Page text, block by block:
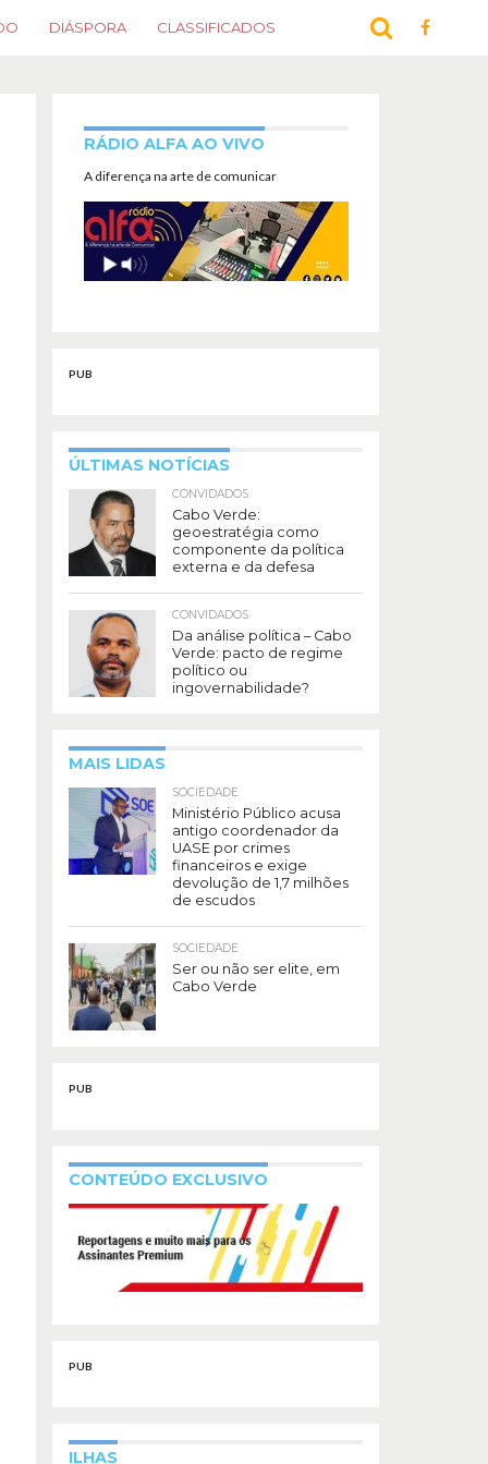
DIÁSPORA CLASSIFICADOS
RÁDIO ALFA AO VIVO
A diferença na arte de comunicar
PUB
ÚLTIMAS NOTÍCIAS
CONVIDADOS
Cabo Verde:
geoestratégia como
componente da política
externa e da defesa
CONVIDADOS
Da análise política – Cabo
Verde: pacto de regime
político ou
ingovernabilidade?
MAIS LIDAS
SOCIEDADE
Ministério Público acusa
antigo coordenador da
UASE por crimes
financeiros e exige
devolução de 1,7 milhões
de escudos
SOCIEDADE
Ser ou não ser elite, em
Cabo Verde
PUB
CONTEÚDO EXCLUSIVO
PUB
ILHAS